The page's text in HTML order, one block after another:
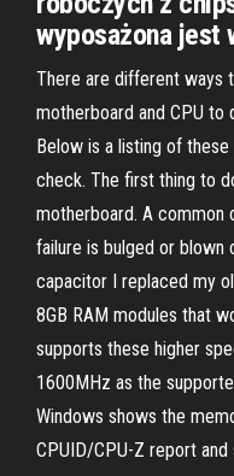
wyposażona jest
There are different ways
motherboard and CPU to
Below is a listing of
check. The first thing to
motherboard. A common
failure is bulged or blown
capacitor I replaced my
8GB RAM modules that
supports these higher
1600MHz as the
Windows shows the
CPUID/CPU-Z report